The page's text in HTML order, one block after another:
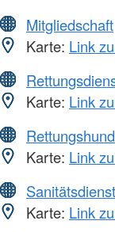
Mitgliedschaft
Karte: Link
Karte: Link
Karte: Link
Karte: Link